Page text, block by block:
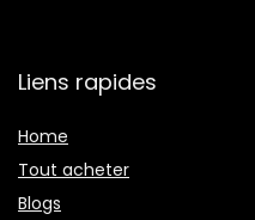
Liens rapides
Home
Tout acheter
Blogs